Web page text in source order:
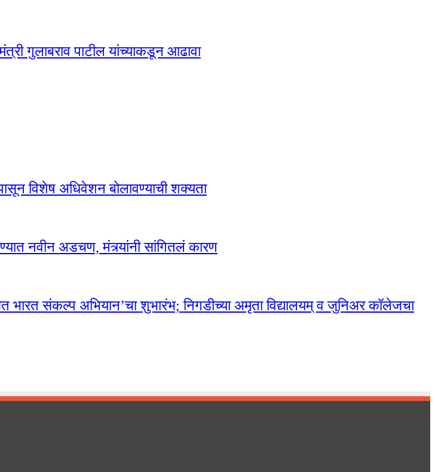
गुलाबराव पाटील यांच्याकडून आढावा
विशेष अधिवेशन बोलावण्याची शक्यता
नवीन अडचण, मंत्र्यांनी सांगितलं कारण
भारत संकल्प अभियान’चा शुभारंभ; निगडीच्या अमृता विद्यालयम् व जुनिअर कॉलेजचा